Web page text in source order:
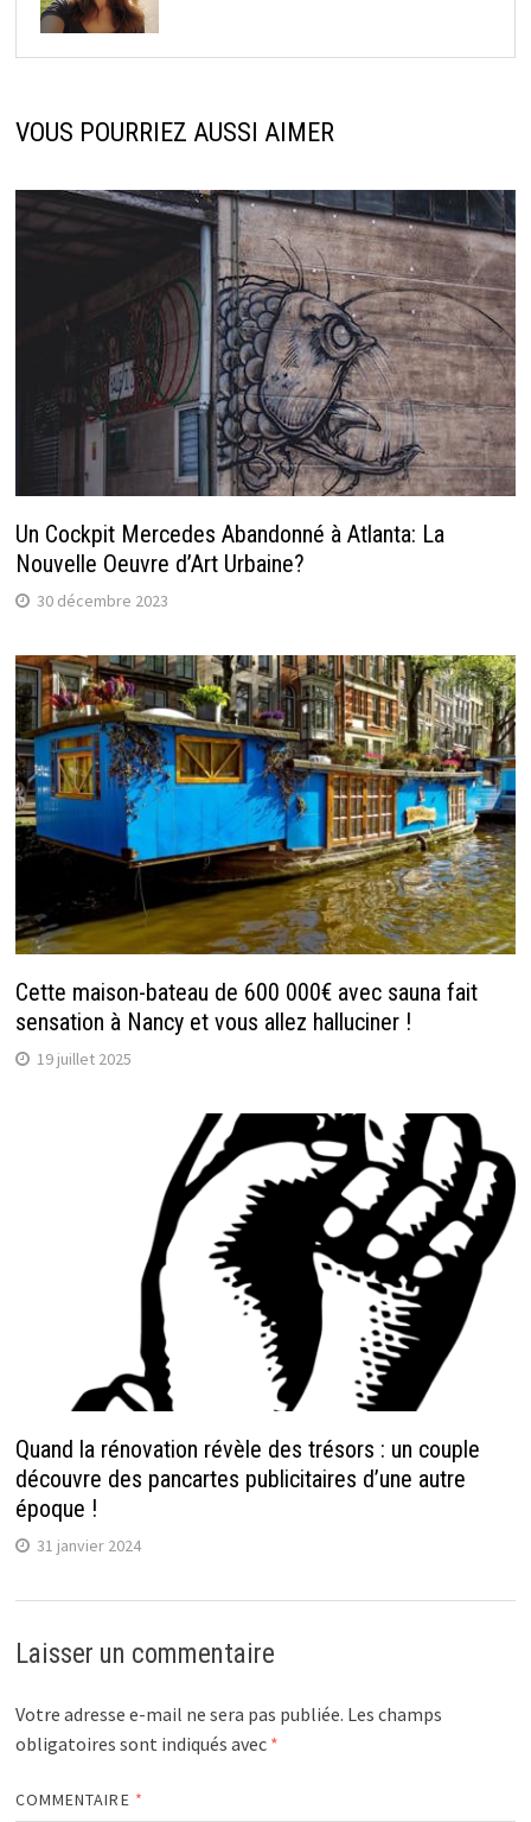
VOUS POURRIEZ AUSSI AIMER
Un Cockpit Mercedes Abandonné à Atlanta: La
Nouvelle Oeuvre d’Art Urbaine?
30 décembre 2023
Cette maison-bateau de 600 000€ avec sauna fait
sensation à Nancy et vous allez halluciner !
19 juillet 2025
Quand la rénovation révèle des trésors : un couple
découvre des pancartes publicitaires d’une autre
époque !
31 janvier 2024
Laisser un commentaire
Votre adresse e-mail ne sera pas publiée. Les champs
obligatoires sont indiqués avec *
COMMENTAIRE *